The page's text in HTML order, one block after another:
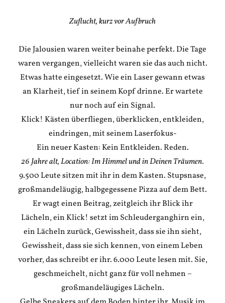
Zuflucht, kurz vor Aufbruch
Die Jalousien waren weiter beinahe perfekt. Die Tage
waren vergangen, vielleicht waren sie das auch nicht.
Etwas hatte eingesetzt. Wie ein Laser gewann etwas
an Klarheit, tief in seinem Kopf drinne. Er wartete
nur noch auf ein Signal.
Klick! Kästen überfliegen, überklicken, entkleiden,
eindringen, mit seinem Laserfokus-
Ein neuer Kasten: Kein Entkleiden. Reden.
26 Jahre alt, Location: Im Himmel und in Deinen Träumen.
9.500 Leute sitzen mit ihr in dem Kasten. Stupsnase,
großmandeläugig, halbgegessene Pizza auf dem Bett.
Er wagt einen Beitrag, zeitgleich ihr Blick ihr
Lächeln, ein Klick! setzt im Schleuderganghirn ein,
ein Lächeln zurück, Gewissheit, dass sie ihn sieht,
Gewissheit, dass sie sich kennen, von einem Leben
vorher, das schreibt er ihr. 6.000 Leute lesen mit. Sie,
geschmeichelt, nicht ganz für voll nehmen –
großmandeläugiges Lächeln.